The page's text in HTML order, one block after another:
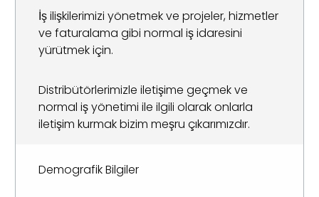
İş ilişkilerimizi yönetmek ve projeler, hizmetler
ve faturalama gibi normal iş idaresini
yürütmek için.
Distribütörlerimizle iletişime geçmek ve
normal iş yönetimi ile ilgili olarak onlarla
iletişim kurmak bizim meşru çıkarımızdır.
Demografik Bilgiler